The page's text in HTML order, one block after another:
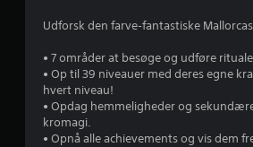
Udforsk den farve‑fantastiske
• 7 områder at besøge og udføre
• Op til 39 niveauer med deres egne
hvert niveau!
• Opdag hemmeligheder og
kromagi.
• Opnå alle achievements og vis dem